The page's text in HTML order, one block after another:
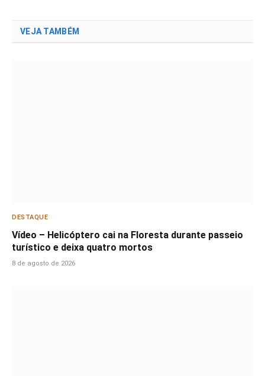
VEJA TAMBÉM
DESTAQUE
Vídeo – Helicóptero cai na Floresta durante passeio
turístico e deixa quatro mortos
8 de agosto de 2026